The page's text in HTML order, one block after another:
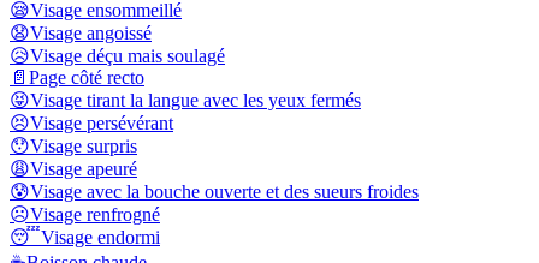
😪Visage ensommeillé
😧Visage angoissé
😥Visage déçu mais soulagé
📄 Page côté recto
😝Visage tirant la langue avec les yeux fermés
😣Visage persévérant
😯Visage surpris
😩Visage apeuré
😰Visage avec la bouche ouverte et des sueurs froides
☹️Visage renfrogné
😴Visage endormi